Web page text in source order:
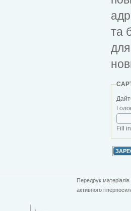
та
Fill
Передрук
активного